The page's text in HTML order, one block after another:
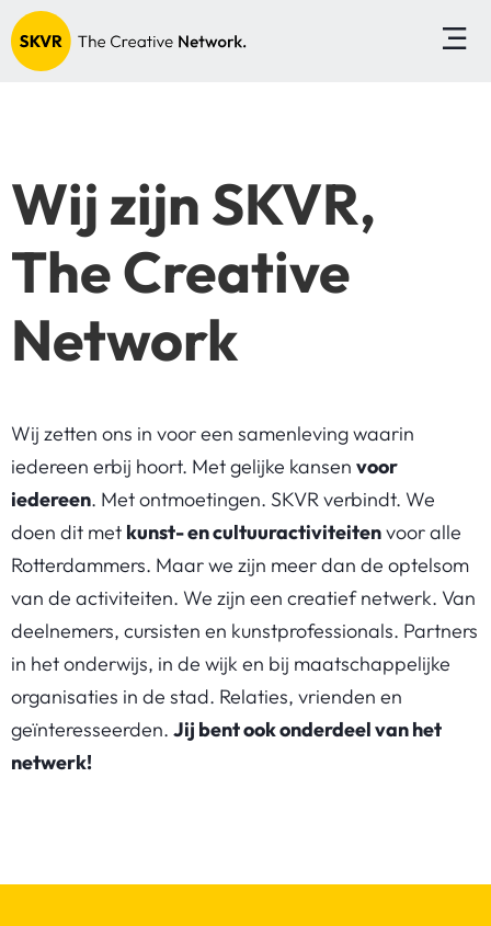
Wij zijn SKVR,
The Creative
Network
Wij zetten ons in voor een samenleving waarin
iedereen erbij hoort. Met gelijke kansen voor
iedereen. Met ontmoetingen. SKVR verbindt. We
doen dit met kunst- en cultuuractiviteitenvoor alle
Rotterdammers. Maar we zijn meer dan de optelsom
van de activiteiten. We zijn een creatief netwerk. Van
deelnemers, cursisten en kunstprofessionals. Partners
in het onderwijs, in de wijk en bij maatschappelijke
organisaties in de stad. Relaties, vrienden en
geïnteresseerden. Jij bent ook onderdeel van het
netwerk!